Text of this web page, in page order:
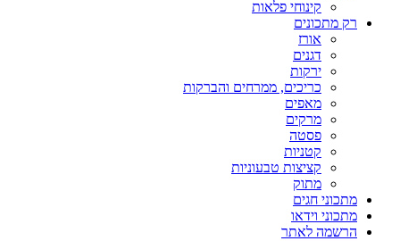
קינוחי פלאות
רק מתכונים
אורז
דגנים
ירקות
כריכים, ממרחים והברקות
מאפים
מרקים
פסטה
קטניות
קציצות טבעוניות
מתוק
מתכוני חגים
מתכוני וידאו
הרשמה לאתר